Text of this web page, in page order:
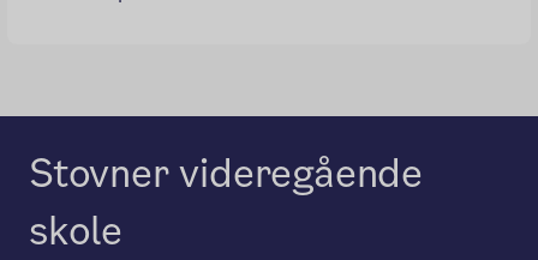
Stovner videregående
skole